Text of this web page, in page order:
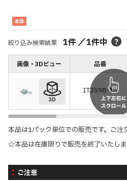
本体
絞り込み検索結果 1件／1件中
画像・3Dビュー 品番
IT2598-15
本品は1パック単位での販売です。ご注
☆本品は在庫限りで販売を終了いたしま
ご注意